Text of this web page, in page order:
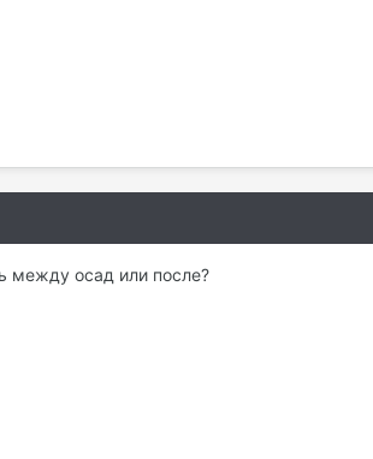
между осад или после?